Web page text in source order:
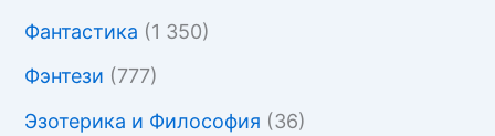
Фантастика (1 350)
Фэнтези (777)
Эзотерика и Философия (36)